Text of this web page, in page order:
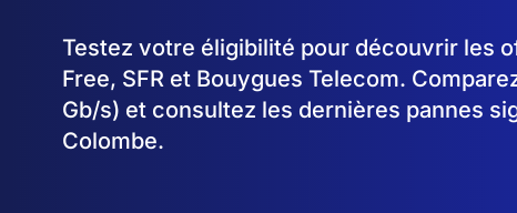
Testez votre éligibilité pour découvrir les
Free, SFR et Bouygues Telecom.
Gb/s) et consultez les dernières pannes
Colombe.